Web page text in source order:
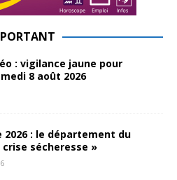
: vigilance jaune pour
8 août 2026
2026 : le département du
crise sécheresse »